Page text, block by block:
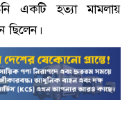
একটি হত্যা মামলায়
ছিলেন।